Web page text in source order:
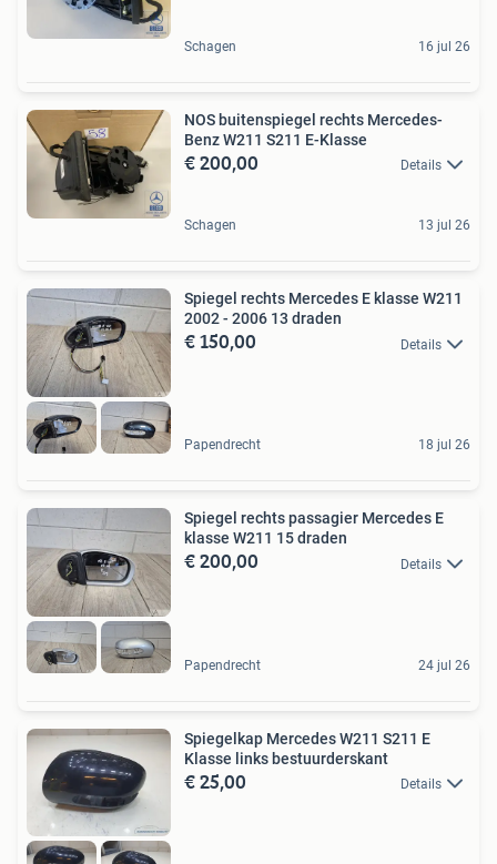
Schagen 16 jul 26
NOS buitenspiegel rechts Mercedes-
Benz W211 S211 E-Klasse
€ 200,00 Details
Schagen 13 jul 26
Spiegel rechts Mercedes E klasse W211
2002 - 2006 13 draden
€ 150,00 Details
Papendrecht 18 jul 26
Spiegel rechts passagier Mercedes E
klasse W211 15 draden
€ 200,00 Details
Papendrecht 24 jul 26
Spiegelkap Mercedes W211 S211 E
Klasse links bestuurderskant
€ 25,00 Details